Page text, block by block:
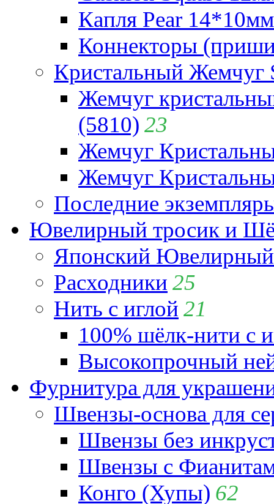
Капля Pear
Коннекторы
Кристальный Жемчуг
Жемчуг
(5810) 23
Жемчуг
Жемчуг
Последние
Ювелирный тросик и
Японский
Расходники 25
Нить с иглой 21
100% шёлк-нити с
Высокопрочный
Фурнитура для
Швензы-основа для
Швензы без
Швензы с
Конго (Хупы) 62